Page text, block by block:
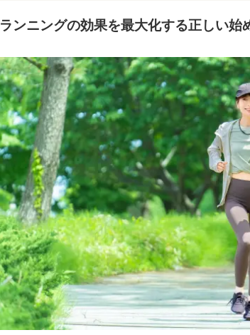
ランニングの効果を最大化する正しい始